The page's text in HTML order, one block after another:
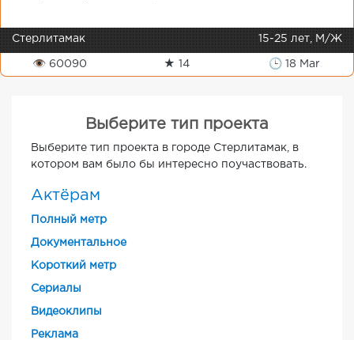
Стерлитамак 15-25 лет, М/Ж
👁 60090 ★ 14 🕒 18 Mar
Выберите тип проекта
Выберите тип проекта в городе Стерлитамак, в
котором вам было бы интересно поучаствовать.
Актёрам
Полный метр
Документальное
Короткий метр
Cериалы
Видеоклипы
Реклама